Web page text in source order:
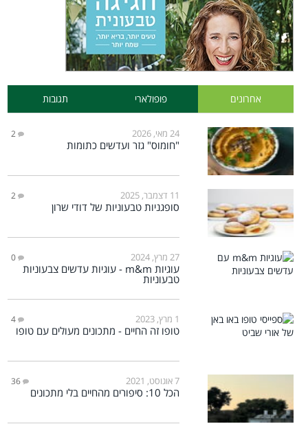
אחרונים פופולארי תגובות
24 מאי, 2026 2
"חומוס" גזר ועדשים כתומות
11 דצמבר, 2025 2
סופגניות טבעוניות של דודי שרון
27 מרץ, 2024 0
עוגיות m&m - עוגיות עדשים צבעוניות
טבעוניות
1 מרץ, 2023 4
טופו זה החיים - מתכונים מעולים עם טופו
7 אוגוסט, 2021 36
הכל 10: סיפורים מהחיים בלי מתכונים